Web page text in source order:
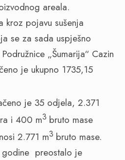
areala.
kroz pojavu sušenja
se za sada uspješno
„Šumarija“ Cazin
je ukupno 1735,15
je 35 odjela, 2.371
i 400 m3 bruto mase
2.771 m3 bruto mase.
godine preostalo je